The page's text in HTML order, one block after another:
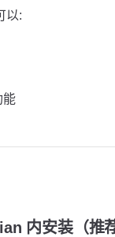
以:
能
内安装（推荐